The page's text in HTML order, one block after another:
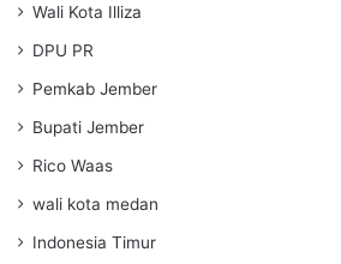
Wali Kota Illiza
DPU PR
Pemkab Jember
Bupati Jember
Rico Waas
wali kota medan
Indonesia Timur